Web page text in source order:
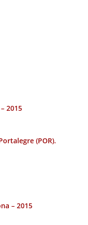
2015
(POR).
– 2015